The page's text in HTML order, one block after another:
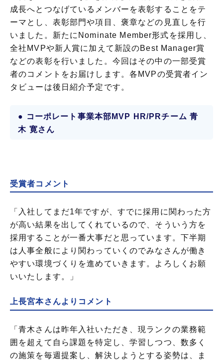
成長へとつなげているメンバーを表彰することをテ
ーマとし、表彰部門や項目、褒章などの見直しを行
いました。新たにNominate Member形式を採用し、
全社MVPや新人賞に加えて新設のBest Manager賞
などの表彰を行いました。今回はその中の一部受賞
者のコメントをお届けします。各MVPの受賞者イン
タビューは後日紹介予定です。
● コーポレート事業本部MVP HR/PRチーム 青
木 寛さん
受賞者コメント
「入社してまだ1年ですが、すでに採用に関わった方
が高い結果を出してくれているので、そういう方を
採用することが一番大事だと思っています。下半期
は人事全般により関わっていくのでみなさんが働き
やすい環境づくりを進めていきます。よろしくお願
いいたします。」
上長宮本さんよりコメント
「青木さんは昨年入社いただき、現ランクの業務範
囲を超えて自ら課題を特定し、学習しつつ、数多く
の施策を毎週提案し、解決しようとする姿勢は、ま